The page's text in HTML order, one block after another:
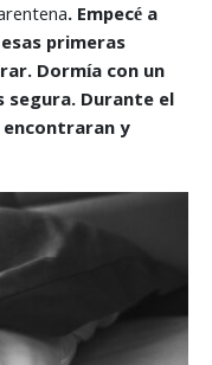
. Empecé a
primeras
Dormía con un
segura. Durante el
encontraran y